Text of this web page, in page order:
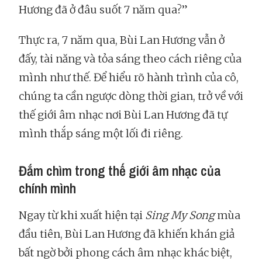
Hương đã ở đâu suốt 7 năm qua?”
Thực ra, 7 năm qua, Bùi Lan Hương vẫn ở
đấy, tài năng và tỏa sáng theo cách riêng của
mình như thế. Để hiểu rõ hành trình của cô,
chúng ta cần ngược dòng thời gian, trở về với
thế giới âm nhạc nơi Bùi Lan Hương đã tự
mình thắp sáng một lối đi riêng.
Đắm chìm trong thế giới âm nhạc của
chính mình
Ngay từ khi xuất hiện tại Sing My Songmùa
đầu tiên, Bùi Lan Hương đã khiến khán giả
bất ngờ bởi phong cách âm nhạc khác biệt,